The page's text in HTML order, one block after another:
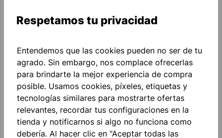
FLEX FRAME GUANTES DE
FLEX FRAME GUANTES DE
NOVEDAD
Respetamos tu privacidad
Entendemos que las cookies pueden no ser de tu
agrado. Sin embargo, nos complace ofrecerlas
para brindarte la mejor experiencia de compra
posible. Usamos cookies, píxeles, etiquetas y
tecnologías similares para mostrarte ofertas
relevantes, recordar tus configuraciones en la
tienda y notificarnos si algo no funciona como
debería. Al hacer clic en "Aceptar todas las